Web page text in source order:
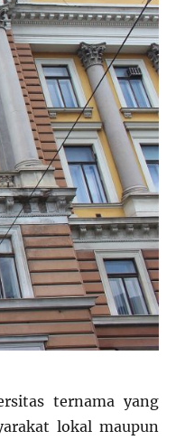
ternama yang
lokal maupun